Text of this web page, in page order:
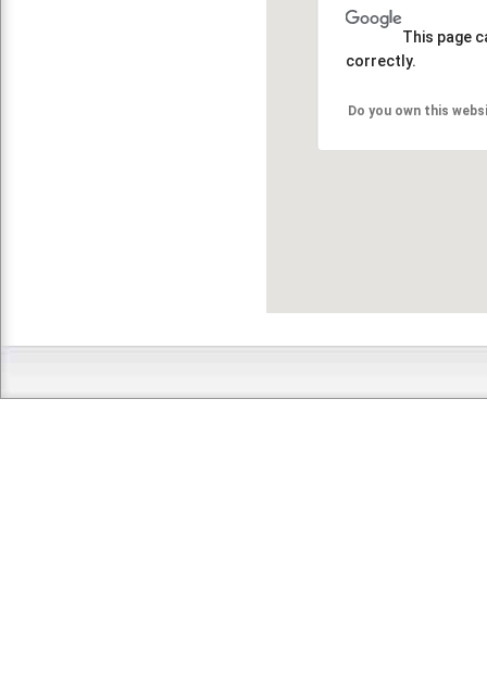
This page
correctly.
Do you own this